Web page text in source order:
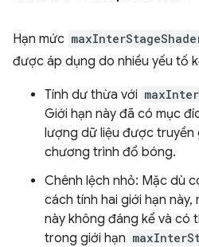
Hạn mức
được áp dụng do nhiều yếu tố
Tính dư thừa với
Giới hạn này đã có mục
lượng dữ liệu được truyền
chương trình đổ bóng.
Chênh lệch nhỏ: Mặc dù
cách tính hai giới hạn
này không đáng kể và có
trong giới hạn